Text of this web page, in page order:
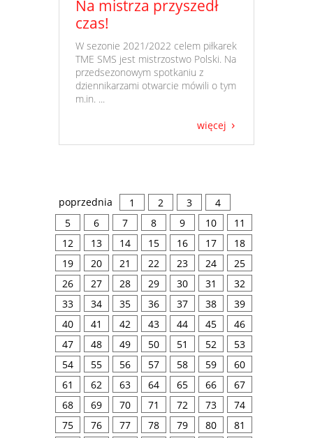
Na mistrza przyszedł
czas!
​ W sezonie 2021/2022 celem piłkarek
TME SMS jest mistrzostwo Polski. Na
przedsezonowym spotkaniu z
dziennikarzami otwarcie mówili o tym
m.in. ...
więcej
poprzednia 1 2 3
4
5
6 7 8 9 10
11
12
13 14 15 16 17
18
19
20 21 22 23 24
25
26
27 28 29 30 31
32
33
34 35 36 37 38
39
40
41 42 43 44 45
46
47
48 49 50 51 52
53
54
55 56 57 58 59
60
61
62 63 64 65 66
67
68
69 70 71 72 73
74
75
76 77 78 79 80
81